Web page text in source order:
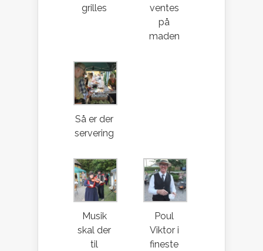
grilles
ventes
på
maden
Så er der
servering
Musik
skal der
til
Poul
Viktor i
fineste